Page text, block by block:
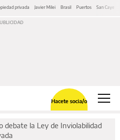
privada Javier Milei Brasil Puertos San
Hacete socia/o
debate la Ley de Inviolabilidad